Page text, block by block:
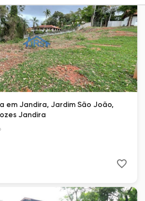
em Jandira, Jardim São João,
Jandira